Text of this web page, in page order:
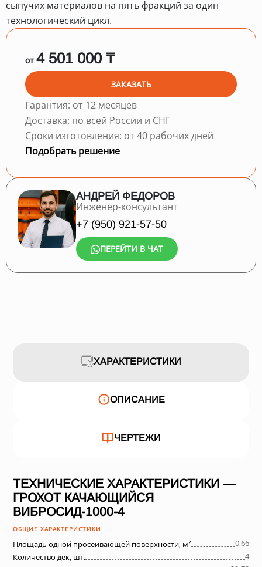
сыпучих материалов на пять фракций за один
технологический цикл.
от 4 501 000 ₸
ЗАКАЗАТЬ
Гарантия: от 12 месяцев
Доставка: по всей России и СНГ
Сроки изготовления: от 40 рабочих дней
Подобрать решение
АНДРЕЙ ФЕДОРОВ
Инженер-консультант
+7 (950) 921-57-50
ПЕРЕЙТИ В ЧАТ
ХАРАКТЕРИСТИКИ
ОПИСАНИЕ
ЧЕРТЕЖИ
ТЕХНИЧЕСКИЕ ХАРАКТЕРИСТИКИ —
ГРОХОТ КАЧАЮЩИЙСЯ
ВИБРОСИД-1000-4
ОБЩИЕ ХАРАКТЕРИСТИКИ
Площадь одной просеивающей поверхности, м²
0,66
Количество дек, шт.
4